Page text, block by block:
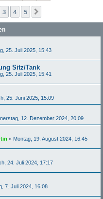
3 4 5
25. Juli 2025, 15:43
Sitz/Tank
25. Juli 2025, 15:41
25. Juni 2025, 15:09
12. Dezember 2024, 20:09
« Montag, 19. August 2024, 16:45
24. Juli 2024, 17:17
7. Juli 2024, 16:08